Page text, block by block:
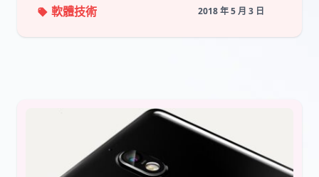
軟體技術 2018 年 5 月 3 日